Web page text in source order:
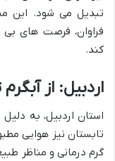
تبدیل می شود. این
فراوان، فرصت های بی
کند.
اردبیل: از
استان اردبیل، به
تابستان نیز هوایی
گرم درمانی و مناظر